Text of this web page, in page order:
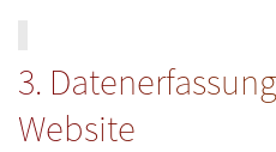
3.
Website